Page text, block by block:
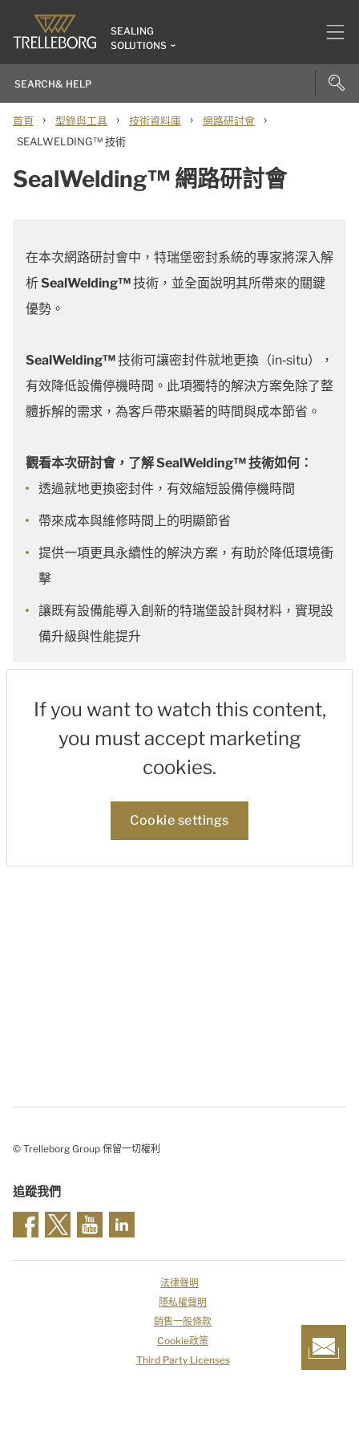
SEALING
SOLUTIONS
首頁 › 型錄與工具 › 技術資料庫 › 網路研討會 ›
SEALWELDING™ 技術
SealWelding™ 網路研討會
在本次網路研討會中，特瑞堡密封系統的專家將深入解
析SealWelding™技術，並全面說明其所帶來的關鍵
優勢。
SealWelding™技術可讓密封件就地更換（in‑situ），
有效降低設備停機時間。此項獨特的解決方案免除了整
體拆解的需求，為客戶帶來顯著的時間與成本節省。
觀看本次研討會，了解 SealWelding™ 技術如何：
透過就地更換密封件，有效縮短設備停機時間
帶來成本與維修時間上的明顯節省
提供一項更具永續性的解決方案，有助於降低環境衝
擊
讓既有設備能導入創新的特瑞堡設計與材料，實現設
備升級與性能提升
If you want to watch this content,
you must accept marketing
cookies.
Cookie settings
© Trelleborg Group 保留一切權利
追蹤我們
法律聲明
隱私權聲明
銷售一般條款
Cookie政策
Third Party Licenses